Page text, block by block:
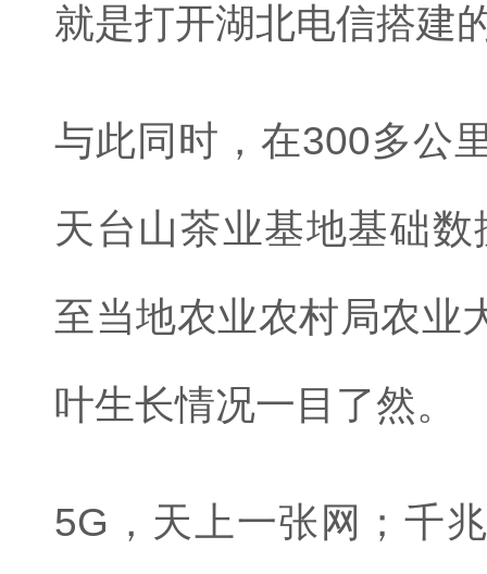
就是打开湖北电信搭建
与此同时，在300多公
天台山茶业基地基础
至当地农业农村局农业
叶生长情况一目了然。
5G，天上一张网；千